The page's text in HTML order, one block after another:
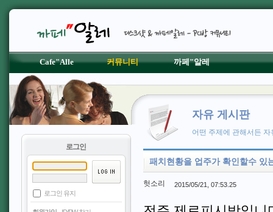
Cafe"Alle 커뮤니티 까페"알레
로그인
로그인 유지
자유 게시판
어떤 주제에 관해서든
패치현황을 업주가 확인할수 있
헛소리 2015/05/21, 07:53.25